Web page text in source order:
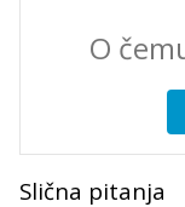
Slična pitanja